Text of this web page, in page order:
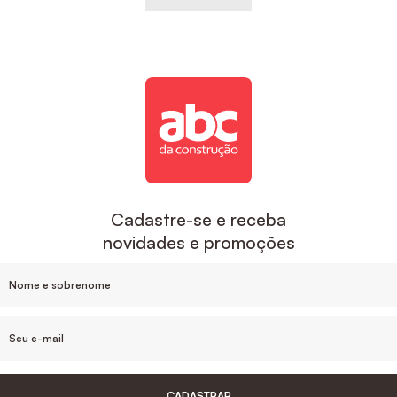
Cadastre-se e receba
novidades e promoções